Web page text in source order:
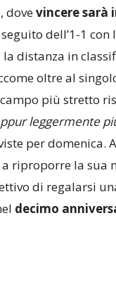
dovevincere sarà
dell’1-1 con
distanza in
oltre al
più stretto
leggermente
per domenica.
riproporre la sua
di regalarsi
decimo